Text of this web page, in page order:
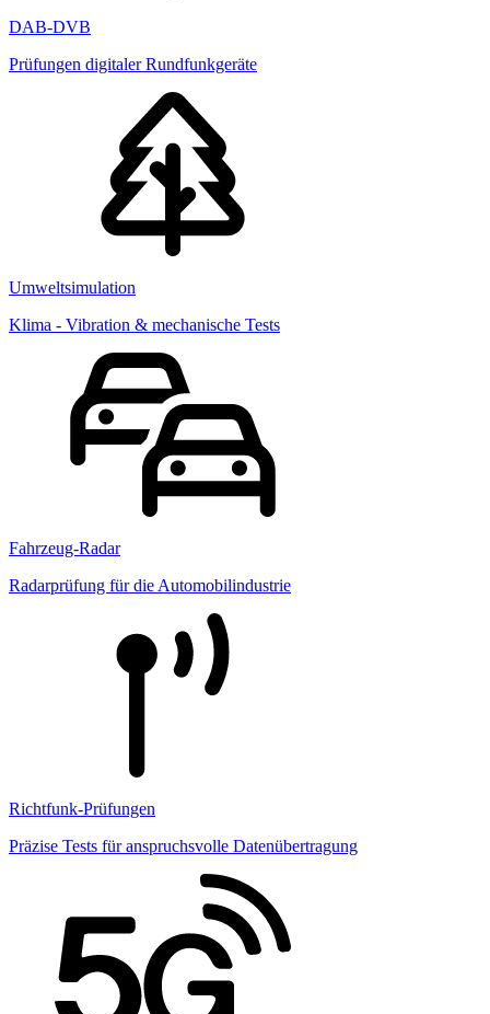
DAB-DVB
Prüfungen digitaler Rundfunkgeräte
Umweltsimulation
Klima - Vibration & mechanische Tests
Fahrzeug-Radar
Radarprüfung für die Automobilindustrie
Richtfunk-Prüfungen
Präzise Tests für anspruchsvolle Datenübertragung